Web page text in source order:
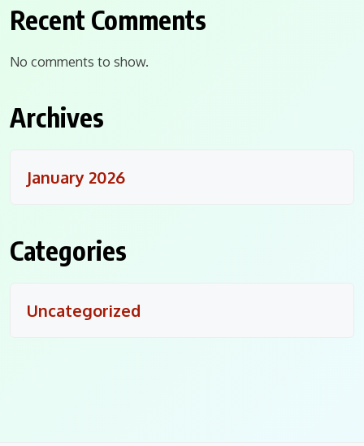
Recent Comments
No comments to show.
Archives
January 2026
Categories
Uncategorized